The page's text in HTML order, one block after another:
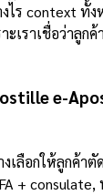
ไร context ทั้
ะเราเชื่อว่าลูก
e-
เลือกให้ลูกค้าตั
+